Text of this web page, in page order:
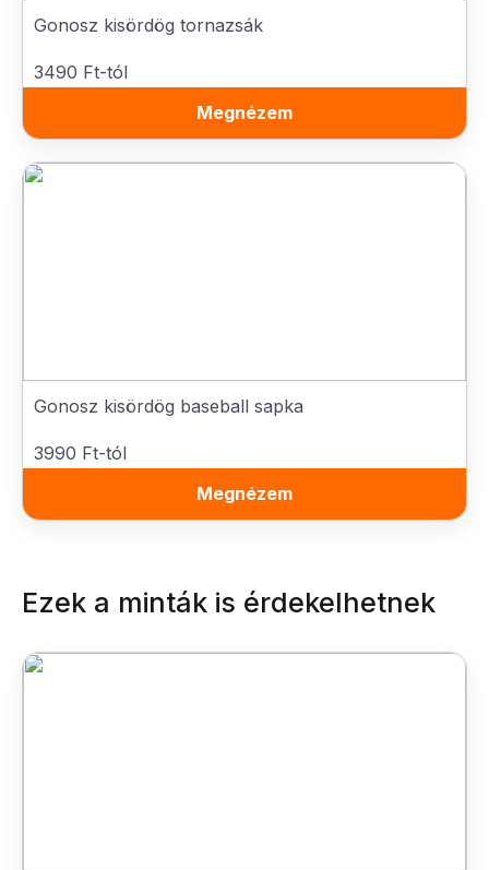
Gonosz kisördög tornazsák
3490 Ft-tól
Megnézem
Gonosz kisördög baseball sapka
3990 Ft-tól
Megnézem
Ezek a minták is érdekelhetnek